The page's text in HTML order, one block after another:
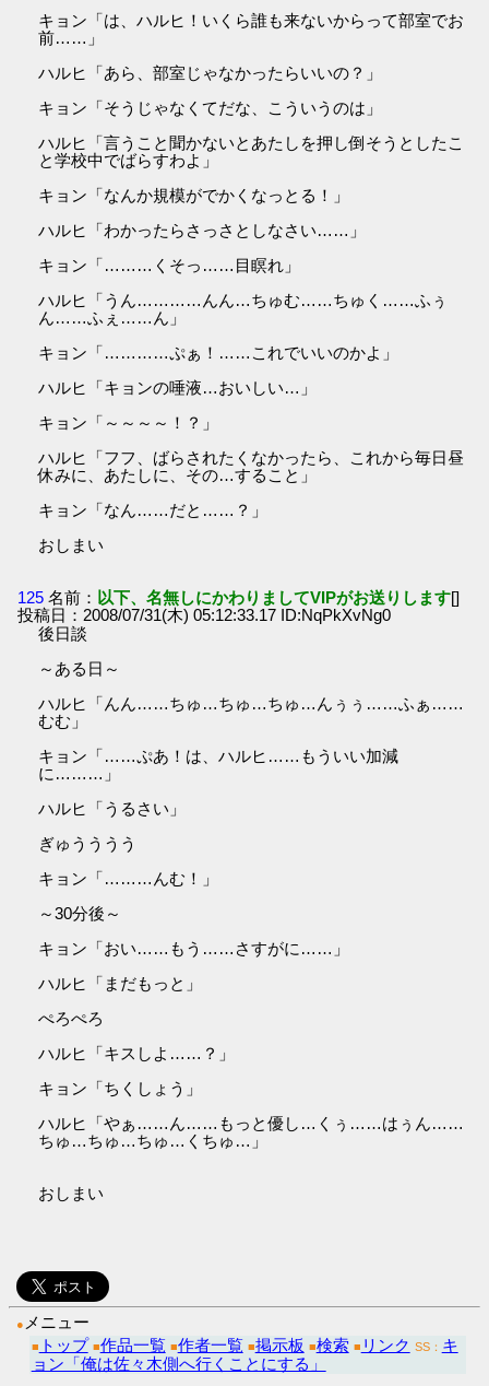
キョン「は、ハルヒ！いくら誰も来ないからって部室でお
前……」
ハルヒ「あら、部室じゃなかったらいいの？」
キョン「そうじゃなくてだな、こういうのは」
ハルヒ「言うこと聞かないとあたしを押し倒そうとしたこ
と学校中でばらすわよ」
キョン「なんか規模がでかくなっとる！」
ハルヒ「わかったらさっさとしなさい……」
キョン「………くそっ……目瞑れ」
ハルヒ「うん…………んん…ちゅむ……ちゅく……ふぅ
ん……ふぇ……ん」
キョン「…………ぷぁ！……これでいいのかよ」
ハルヒ「キョンの唾液…おいしい…」
キョン「～～～～！？」
ハルヒ「フフ、ばらされたくなかったら、これから毎日昼
休みに、あたしに、その…すること」
キョン「なん……だと……？」
おしまい
125 名前： 以下、名無しにかわりましてVIPがお送りします[]
投稿日：2008/07/31(木) 05:12:33.17 ID:NqPkXvNg0
後日談
～ある日～
ハルヒ「んん……ちゅ…ちゅ…ちゅ…んぅぅ……ふぁ……
むむ」
キョン「……ぷあ！は、ハルヒ……もういい加減
に………」
ハルヒ「うるさい」
ぎゅうううう
キョン「………んむ！」
～30分後～
キョン「おい……もう……さすがに……」
ハルヒ「まだもっと」
ぺろぺろ
ハルヒ「キスしよ……？」
キョン「ちくしょう」
ハルヒ「やぁ……ん……もっと優し…くぅ……はぅん……
ちゅ…ちゅ…ちゅ…くちゅ…」
おしまい
● メニュー
■ トップ ■作品一覧 ■作者一覧 ■掲示板 ■検索 ■ リンク SS： キ
ョン「俺は佐々木側へ行くことにする」